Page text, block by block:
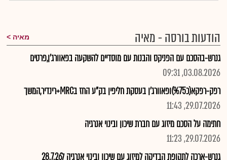
הודעות בורסה - מאיה מאיה
גנרש-בהסכם עם הפניקס והבנות עם מוסדיים להשקעה בפאוורג'ן,פרטים
03.08.2026, 09:31
רפק-רפקא(כ%75)ופאוורג'ן בעסקת חליפין בק"ע החז בMRC+רינדיר,המשך
29.07.2026, 11:43
חתימה על הסכם מיזוג עם חברת שיכון ובינוי אנרגיה
29.07.2026, 11:23
גנרש-ארכה לתקופת הבדיקה למיזוג עם שיכון ובינוי אנרגיה ל28.7.26